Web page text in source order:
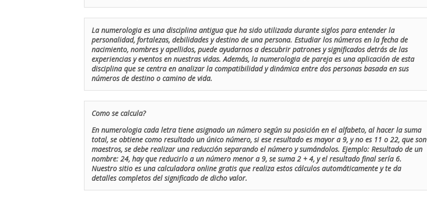
La numerologia es una disciplina antigua que ha sido utilizada durante siglos para entender la
personalidad, fortalezas, debilidades y destino de una persona. Estudiar los números en la fecha de
nacimiento, nombres y apellidos, puede ayudarnos a descubrir patrones y significados detrás de las
experiencias y eventos en nuestras vidas. Además, la numerologia de pareja es una aplicación de esta
disciplina que se centra en analizar la compatibilidad y dinámica entre dos personas basada en sus
números de destino o camino de vida.
Como se calcula?
En numerologia cada letra tiene asignado un número según su posición en el alfabeto, al hacer la suma
total, se obtiene como resultado un único número, si ese resultado es mayor a 9, y no es 11 o 22, que son
maestros, se debe realizar una reducción separando el número y sumándolos. Ejemplo: Resultado de un
nombre: 24, hay que reducirlo a un número menor a 9, se suma 2 + 4, y el resultado final sería 6.
Nuestro sitio es una calculadora online gratis que realiza estos cálculos automáticamente y te da
detalles completos del significado de dicho valor.